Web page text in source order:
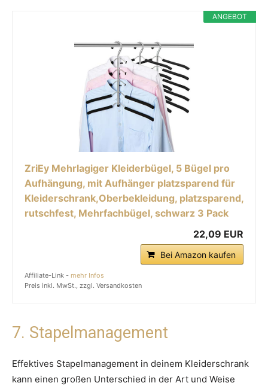
ANGEBOT
ZriEy Mehrlagiger Kleiderbügel, 5 Bügel pro
Aufhängung, mit Aufhänger platzsparend für
Kleiderschrank,Oberbekleidung, platzsparend,
rutschfest, Mehrfachbügel, schwarz 3 Pack
22,09 EUR
Bei Amazon kaufen
Affiliate-Link - mehr Infos
Preis inkl. MwSt., zzgl. Versandkosten
7. Stapelmanagement
Effektives Stapelmanagement in deinem Kleiderschrank
kann einen großen Unterschied in der Art und Weise